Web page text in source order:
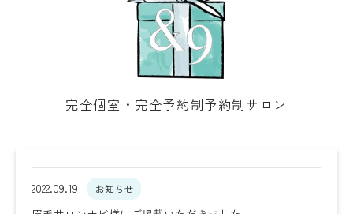
完全個室・完全予約制予約制サロン
2022.09.19 お知らせ